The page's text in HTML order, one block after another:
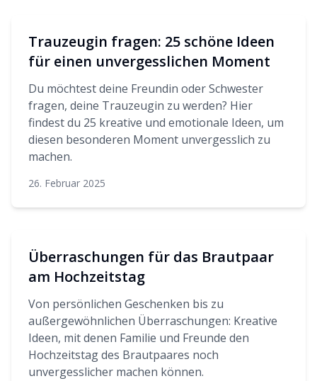
Trauzeugin fragen: 25 schöne Ideen
für einen unvergesslichen Moment
Du möchtest deine Freundin oder Schwester
fragen, deine Trauzeugin zu werden? Hier
findest du 25 kreative und emotionale Ideen, um
diesen besonderen Moment unvergesslich zu
machen.
26. Februar 2025
Überraschungen für das Brautpaar
am Hochzeitstag
Von persönlichen Geschenken bis zu
außergewöhnlichen Überraschungen: Kreative
Ideen, mit denen Familie und Freunde den
Hochzeitstag des Brautpaares noch
unvergesslicher machen können.